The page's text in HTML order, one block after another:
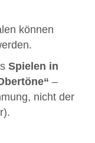
können
Spielen in
–
nicht der